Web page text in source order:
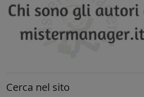
Cerca nel sito